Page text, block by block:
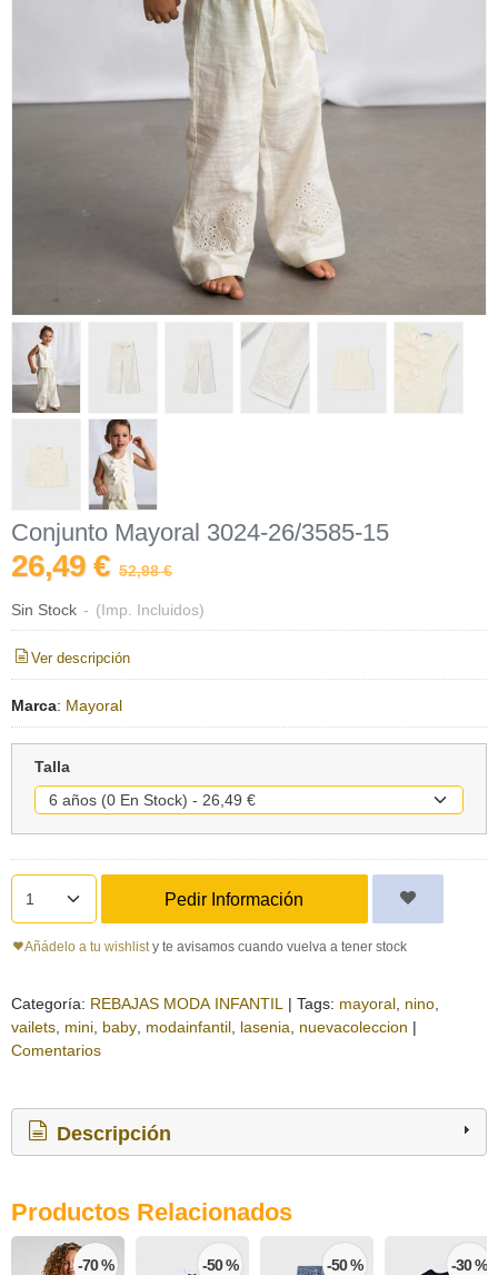
Conjunto Mayoral 3024-26/3585-15
26,49 € 52,98 €
Sin Stock - (Imp. Incluidos)
Ver descripción
Marca: Mayoral
Talla
Pedir Información
Añádelo a tu wishlist y te avisamos cuando vuelva a tener stock
Categoría: REBAJAS MODA INFANTIL | Tags: mayoral nino
vailets mini baby modainfantil lasenia nuevacoleccion |
Comentarios
Descripción
Productos Relacionados
-70 % -50 % -50 % -30 %